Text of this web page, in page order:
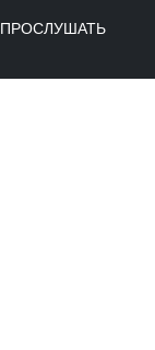
ПРОСЛУШАТЬ